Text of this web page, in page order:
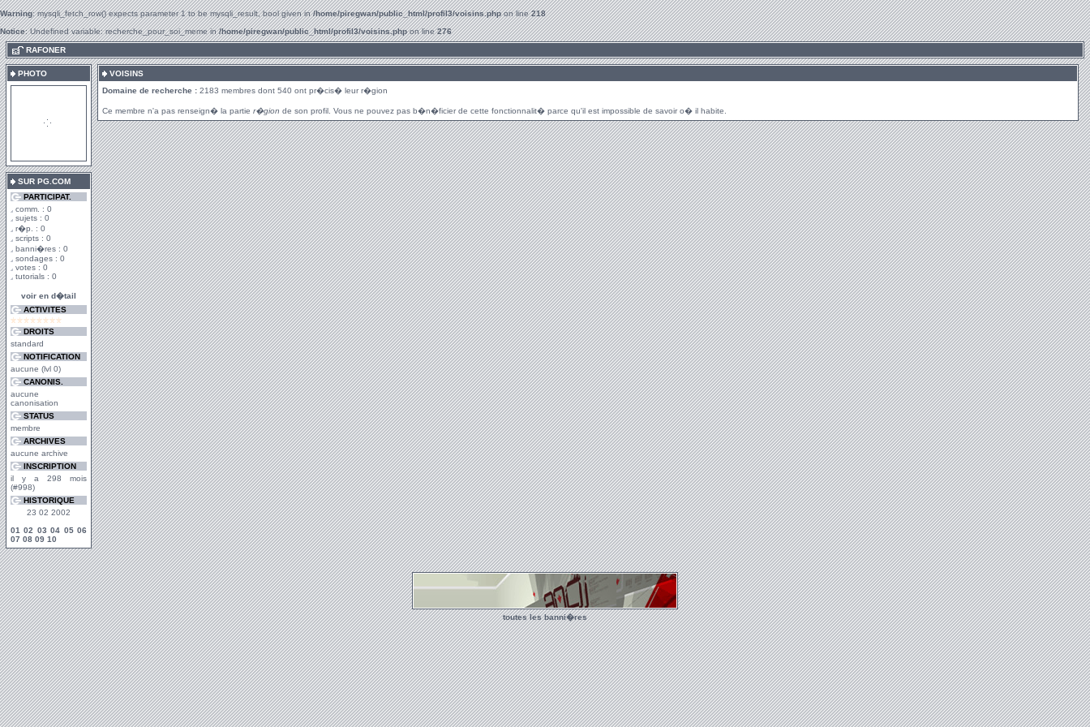
Warning: mysqli_fetch_row() expects parameter 1 to be mysqli_result, bool given in/home/piregwan/public_html/profil3/voisins.phpon line218
Notice: Undefined variable: recherche_pour_soi_meme in/home/piregwan/public_html/profil3/voisins.phpon line276
RAFONER
PHOTO
SUR PG.COM
PARTICIPAT.
comm. : 0
sujets : 0
r�p. : 0
scripts : 0
banni�res : 0
sondages : 0
votes : 0
tutorials : 0
voir en d�tail
ACTIVITES
DROITS
standard
NOTIFICATION
aucune (lvl 0)
CANONIS.
aucune
canonisation
STATUS
membre
ARCHIVES
aucune archive
INSCRIPTION
il y a 298 mois
(#998)
HISTORIQUE
23 02 2002
01 02 03 04 05 06
07 08 09 10
VOISINS
Domaine de recherche : 2183 membres dont 540 ont pr�cis� leur r�gion
Ce membre n'a pas renseign� la partie r�gion de son profil. Vous ne pouvez pas b�n�ficier de cette fonctionnalit� parce qu'il est impossible de savoir o� il habite.
toutes les banni�res